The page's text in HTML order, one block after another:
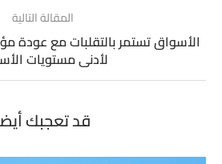
المقالة التالية
الأسواق تستمر بالتقلبات مع عودة
لأدنى مستويات
قد تعجبك